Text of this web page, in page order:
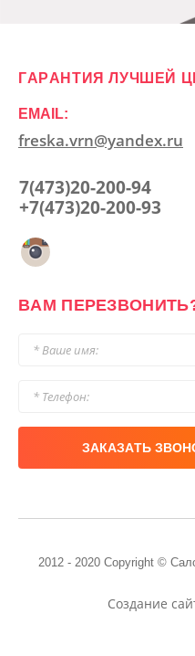
ГАРАНТИЯ ЛУЧШЕЙ
EMAIL:
freska.vrn@yandex.ru
7(473)20-200-94
+7(473)20-200-93
ВАМ
ЗАКАЗАТЬ
2012 - 2020 Copyright ©
Создание